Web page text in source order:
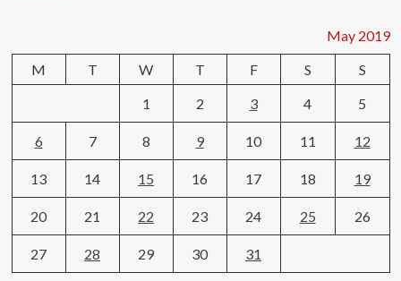
May 2019
M
T W T F S
S
1
2 3 4 5
6 7 8 9 10 11 12
13 14 15 16 17 18 19
20 21 22 23 24 25 26
27 28 29 30 31